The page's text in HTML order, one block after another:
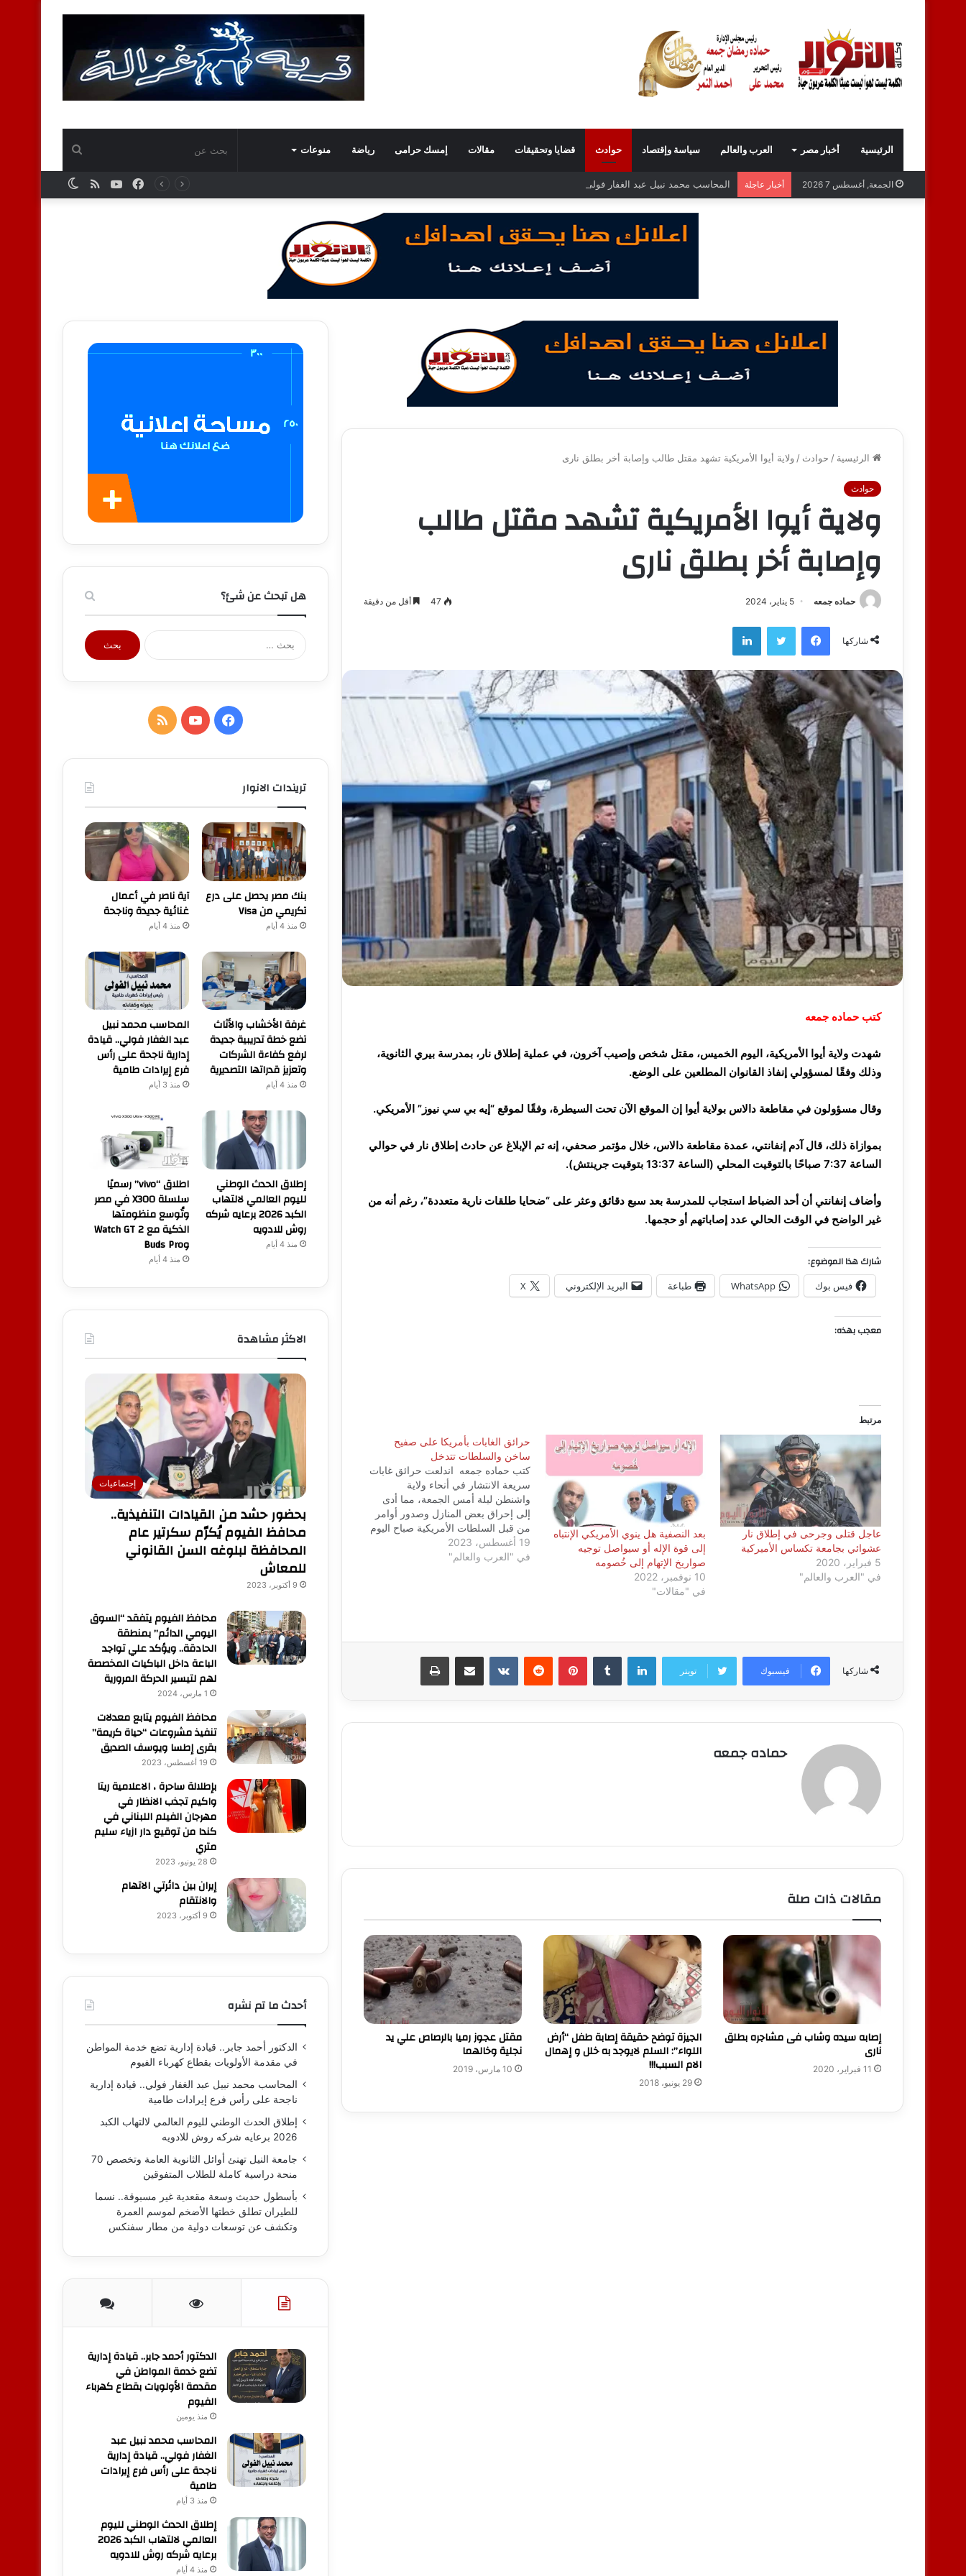
الرئيسية أخبار مصر العرب والعالم سياسة وإقتصاد حوادث قضايا وتحقيقات مقالات إمسك حرامى رياضة منوعات بحث
عن
الجمعة, أغسطس 7 2026 أخبار عاجلة المحاسب محمد نبيل عبد الغفار فولي.. قيادة إدارية ناجحة على رأس فرع إيرادات طامية
ملخصيوتيوب
فيسبوك
الرئيسية / حوادث / ولاية أيوا الأمريكية تشهد مقتل طالب وإصابة أخر بطلق نارى
حوادث
ولاية أيوا الأمريكية تشهد مقتل طالب
وإصابة أخر بطلق نارى
حماده جمعه 5 يناير، 2024 47 أقل من دقيقة
شاركها
فيسبوك تويتر لينكدإن
كتب حماده جمعه
شهدت ولاية أيوا الأمريكية، اليوم الخميس، مقتل شخص وإصيب آخرون، في عملية إطلاق نار، بمدرسة بيري الثانوية،
وذلك وفقًا لمسؤولي إنفاذ القانوان المطلعين على الوضع.
وقال مسؤولون في مقاطعة دالاس بولاية أيوا إن الموقع الآن تحت السيطرة، وفقًا لموقع “إيه بي سي نيوز” الأمريكي.
بموازاة ذلك، قال آدم إنفانتي، عمدة مقاطعة دالاس، خلال مؤتمر صحفي، إنه تم الإبلاغ عن حادث إطلاق نار في حوالي
الساعة 7:37 صباحًا بالتوقيت المحلي (الساعة 13:37 بتوقيت جرينتش).
وأضاف إنفانتي أن أحد الضباط استجاب للمدرسة بعد سبع دقائق وعثر على “ضحايا طلقات نارية متعددة”، رغم أنه من
غير الواضح في الوقت الحالي عدد إصاباتهم أو حجمها.
شارك هذا الموضوع:
فيس بوك WhatsApp طباعة البريد الإلكتروني X
معجب بهذه:
مرتبط
عاجل قتلى وجرحى في إطلاق نار
عشوائي بجامعة تكساس الأميركية
5 فبراير، 2020
في "العرب والعالم"
بعد النصفية هل ينوي الأمريكي الإنتباه
إلى قوة الإله أو سيواصل توجيه
صواريخ الإتهام إلى خُصومه
10 نوفمبر، 2022
في "مقالات"
حرائق الغابات بأمريكا على صفيح
ساخن والسلطات تتدخل
كتب حماده جمعه اندلعت حرائق غابات
سريعة الانتشار في أنحاء ولاية
واشنطن ليلة أمس الجمعة، مما أدى
إلى إحراق بعض المنازل وصدور أوامر
من قبل السلطات الأمريكية صباح اليوم
السبت بسرعة إجلاء آلاف الأشخاص
في المجتمعات الريفية الصغيرة. وبدأت
19 أغسطس، 2023
في "العرب والعالم"
شاركها فيسبوك تويتر
لينكدإن بينتيريست مشاركة عبر البريد طباعة
حماده جمعه
مقالات ذات صلة
إصابه سيده وشاب فى مشاجره بطلق
نارى
11 فبراير، 2020
الجيزة توضح حقيقة إصابة طفل “أرض
اللواء”: السلم لايوجد به خلل و إهمال
الام السبب!!!
29 يونيو، 2018
مقتل عجوز رميا بالرصاص علي يد
نجلية وخالهما
10 مارس، 2019
هل تبحث عن شئ؟
البحث
عن:
فيسبوكيوتيوبملخص
تريندات الانوار
بنك مصر يحصل على درع
تكريمي من Visa
منذ 4 أيام
آية ناصر في أعمال
غنائية جديدة وناجحة
منذ 4 أيام
غرفة الأخشاب والأثاث
تضع خطة تدريبية جديدة
لرفع كفاءة الشركات
وتعزيز قدراتها التصديرية
منذ 4 أيام
المحاسب محمد نبيل
عبد الغفار فولي.. قيادة
إدارية ناجحة على رأس
فرع إيرادات طامية
منذ 3 أيام
إطلاق الحدث الوطني
لليوم العالمي لالتهاب
الكبد 2026 برعايه شركه
روش للادويه
منذ 4 أيام
اطلاق “vivo” رسميًا
سلسلة X300 في مصر
وتُوسع منظومتها
الذكية مع Watch GT 2
وBuds Pro
منذ 4 أيام
الاكثر مشاهدة
إجتماعيات
بحضور حشد من القيادات التنفيذية..
محافظ الفيوم يُكرّم سكرتير عام
المحافظة لبلوغه السن القانوني
للمعاش
9 أكتوبر، 2023
محافظ الفيوم يتفقد “السوق
اليومي الدائم” بمنطقة
الحادقة.. ويؤكد علي تواجد
الباعة داخل الباكيات المخصصة
لهم لتيسير الحركة المرورية
1 مارس، 2024
محافظ الفيوم يتابع معدلات
تنفيذ مشروعات “حياة كريمة”
بقرى إطسا ويوسف الصديق
19 أغسطس، 2023
بإطلالة ساحرة ، الاعلامية ريتا
واكيم تجذب الانظار في
مهرجان الفيلم اللبناني في
كندا من توقيع دار ازياء سليم
متري
28 يونيو، 2023
إيران بين دائرتي الاتهام
والانتقام
9 أكتوبر، 2023
أحدث ما تم نشره
الدكتور أحمد جابر.. قيادة إدارية تضع خدمة المواطن
في مقدمة الأولويات بقطاع كهرباء الفيوم
المحاسب محمد نبيل عبد الغفار فولي.. قيادة إدارية
ناجحة على رأس فرع إيرادات طامية
إطلاق الحدث الوطني لليوم العالمي لالتهاب الكبد
2026 برعايه شركه روش للادويه
جامعة النيل تهنئ أوائل الثانوية العامة وتخصص 70
منحة دراسية كاملة للطلاب المتفوقين
بأسطول حديث وسعة مقعدية غير مسبوقة.. نسما
للطيران تطلق خطتها الأضخم لموسم العمرة
وتكشف عن توسعات دولية من مطار سفنكس
الدكتور أحمد جابر.. قيادة إدارية
تضع خدمة المواطن في
مقدمة الأولويات بقطاع كهرباء
الفيوم
منذ يومين
المحاسب محمد نبيل عبد
الغفار فولي.. قيادة إدارية
ناجحة على رأس فرع إيرادات
طامية
منذ 3 أيام
إطلاق الحدث الوطني لليوم
العالمي لالتهاب الكبد 2026
برعايه شركه روش للادويه
منذ 4 أيام